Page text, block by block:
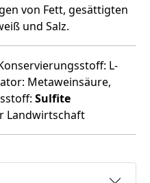
von Fett, gesättigten
und Salz.
L-
Metaweinsäure,
Sulfite
Landwirtschaft